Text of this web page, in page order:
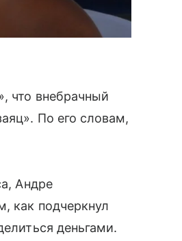
что внебрачный
По его словам,
Андре
как подчеркнул
деньгами.